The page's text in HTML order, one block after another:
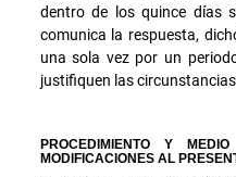
dentro de los quince días
comunica la respuesta,
una sola vez por un
justifiquen las
PROCEDIMIENTO Y
MODIFICACIONES AL